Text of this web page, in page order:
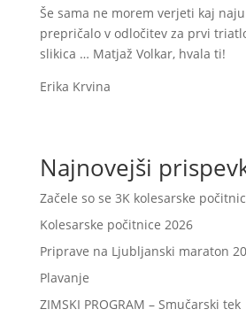
Še sama ne morem verjeti kaj
prepričalo v odločitev za prvi
slikica … Matjaž Volkar, hvala ti!
Erika Krvina
Najnovejši
Začele so se 3K kolesarske
Kolesarske počitnice 2026
Priprave na Ljubljanski maraton
Plavanje
ZIMSKI PROGRAM – Smučarski tek